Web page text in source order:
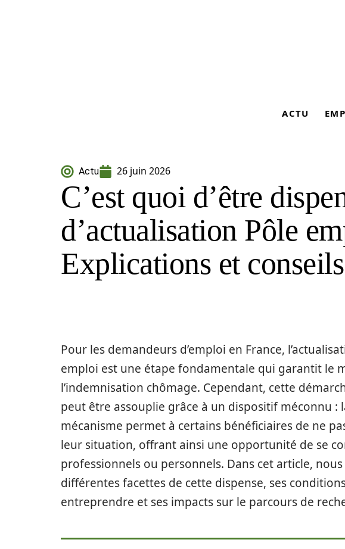
ACTU
Actu 26 juin 2026
C’est quoi d’être
d’actualisation Pôle
Explications et
Pour les demandeurs d’emploi en France,
emploi est une étape fondamentale qui garantit le
l’indemnisation chômage. Cependant, cette
peut être assouplie grâce à un dispositif méconnu :
mécanisme permet à certains bénéficiaires de ne
leur situation, offrant ainsi une opportunité de se
professionnels ou personnels. Dans cet article,
différentes facettes de cette dispense, ses
entreprendre et ses impacts sur le parcours de